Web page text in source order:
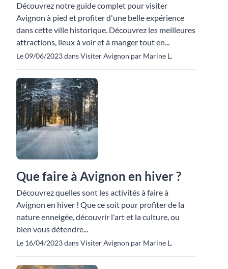
Découvrez notre guide complet pour visiter
Avignon à pied et profiter d'une belle expérience
dans cette ville historique. Découvrez les meilleures
attractions, lieux à voir et à manger tout en...
Le 09/06/2023 dans Visiter Avignon par Marine L.
Que faire à Avignon en hiver ?
Découvrez quelles sont les activités à faire à
Avignon en hiver ! Que ce soit pour profiter de la
nature enneigée, découvrir l'art et la culture, ou
bien vous détendre...
Le 16/04/2023 dans Visiter Avignon par Marine L.